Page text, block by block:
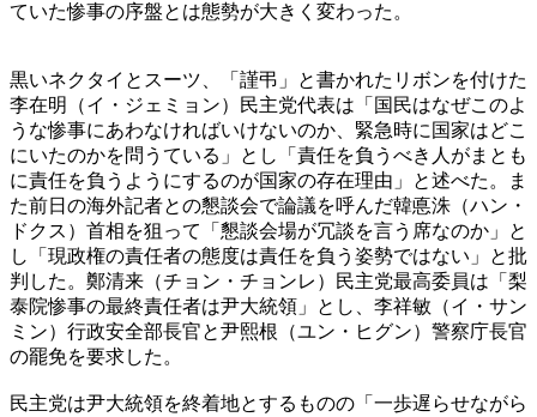
ていた惨事の序盤とは態勢が大きく変わった。
黒いネクタイとスーツ、「謹弔」と書かれたリボンを付けた
李在明（イ・ジェミョン）民主党代表は「国民はなぜこのよ
うな惨事にあわなければいけないのか、緊急時に国家はどこ
にいたのかを問うている」とし「責任を負うべき人がまとも
に責任を負うようにするのが国家の存在理由」と述べた。ま
た前日の海外記者との懇談会で論議を呼んだ韓悳洙（ハン・
ドクス）首相を狙って「懇談会場が冗談を言う席なのか」と
し「現政権の責任者の態度は責任を負う姿勢ではない」と批
判した。鄭清来（チョン・チョンレ）民主党最高委員は「梨
泰院惨事の最終責任者は尹大統領」とし、李祥敏（イ・サン
ミン）行政安全部長官と尹熙根（ユン・ヒグン）警察庁長官
の罷免を要求した。
民主党は尹大統領を終着地とするものの「一歩遅らせながら